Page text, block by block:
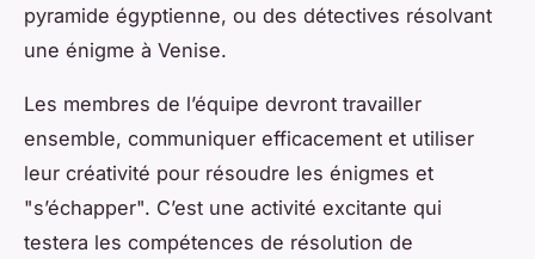
pyramide égyptienne, ou des détectives résolvant
une énigme à Venise.
Les membres de l’équipe devront travailler
ensemble, communiquer efficacement et utiliser
leur créativité pour résoudre les énigmes et
"s’échapper". C’est une activité excitante qui
testera les compétences de résolution de